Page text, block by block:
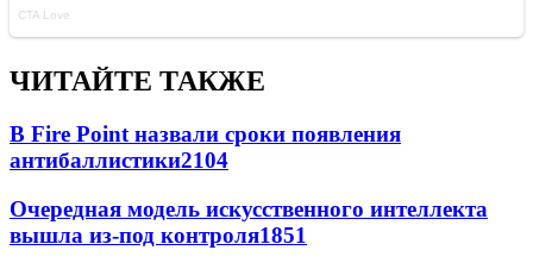
ЧИТАЙТЕ ТАКЖЕ
В Fire Point назвали сроки появления
антибаллистики2104
Очередная модель искусственного интеллекта
вышла из-под контроля1851